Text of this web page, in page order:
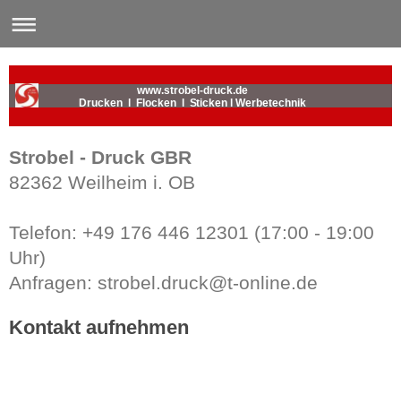
www.strobel-druck.de
Drucken l Flocken l Sticken l Werbetechnik
Strobel - Druck GBR
82362 Weilheim i. OB
Telefon: +49 176 446 12301 (17:00 - 19:00
Uhr)
Anfragen: strobel.druck@t-online.de
Kontakt aufnehmen